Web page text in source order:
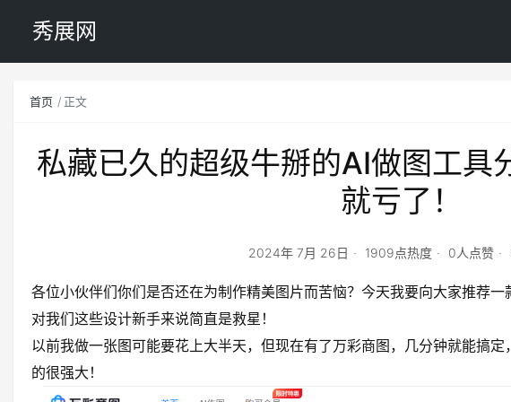
秀展网
首页 正文
私藏已久的超级牛掰的AI做图工具
就亏了！
2024年 7月 26日 1909点热度 0人点赞
各位小伙伴们你们是否还在为制作精美图片而苦恼？今天我要向大家推荐一
对我们这些设计新手来说简直是救星！
以前我做一张图可能要花上大半天，但现在有了万彩商图，几分钟就能搞
的很强大！